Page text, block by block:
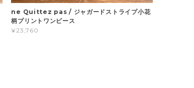
ne Quittez pas / ジャガードストライプ小花
柄プリントワンピース
¥23,760